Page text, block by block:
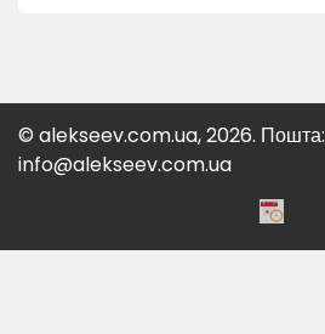
© alekseev.com.ua, 2026. Пошта:
info@alekseev.com.ua